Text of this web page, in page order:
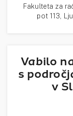
Fakulteta za
pot 113,
Vabilo
s
v